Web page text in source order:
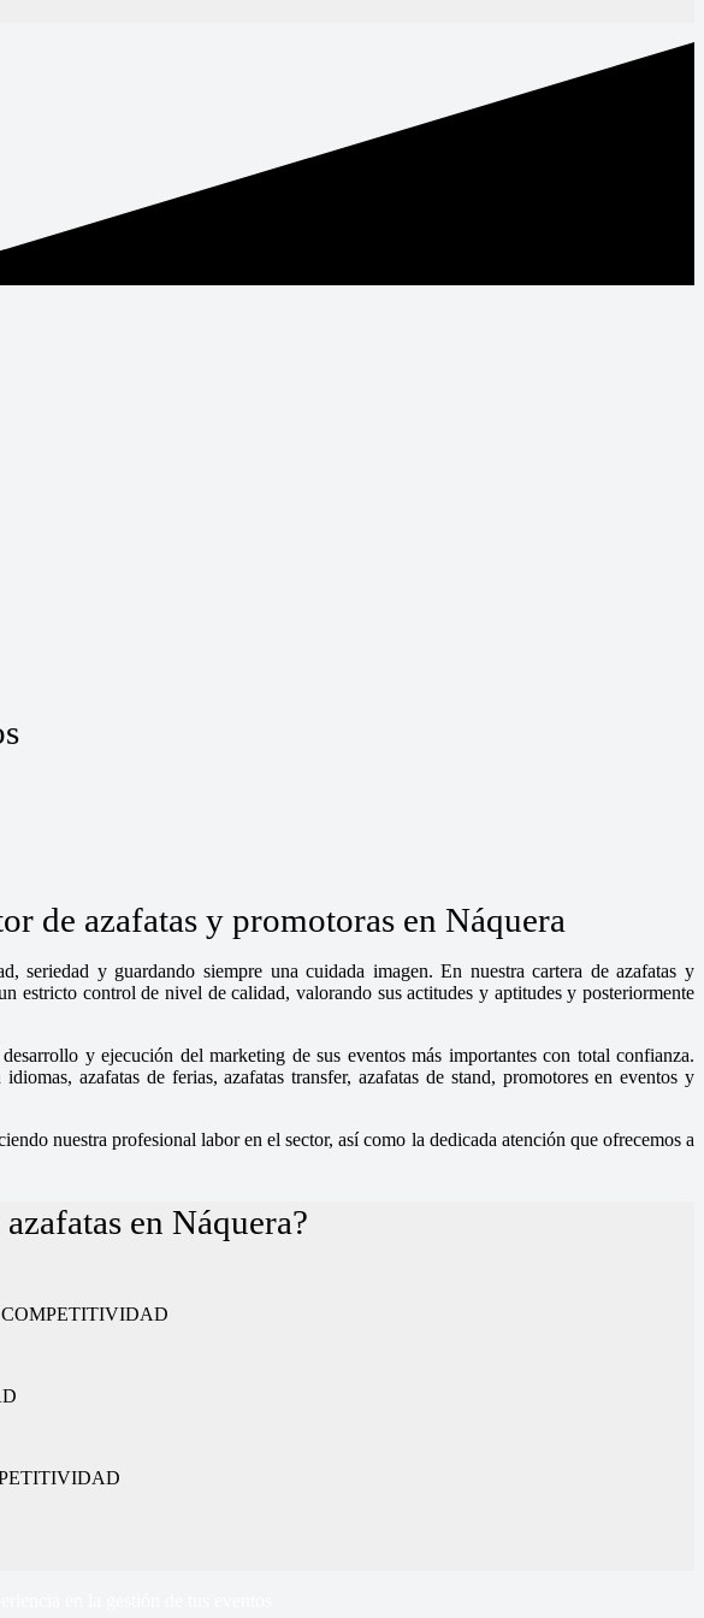
de azafatas y promotoras en Náquera
seriedad y guardando siempre una cuidada imagen. En nuestra cartera de azafatas y
estricto control de nivel de calidad, valorando sus actitudes y aptitudes y posteriormente
y ejecución del marketing de sus eventos más importantes con total confianza.
azafatas de ferias, azafatas transfer, azafatas de stand, promotores en eventos y
nuestra profesional labor en el sector, así como la dedicada atención que ofrecemos a
en Náquera?
COMPETITIVIDAD